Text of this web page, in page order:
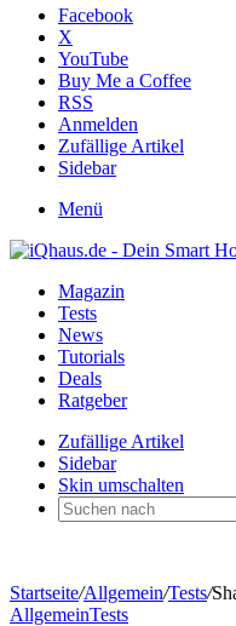
Facebook
X
YouTube
Buy Me a Coffee
RSS
Anmelden
Zufällige Artikel
Sidebar
Menü
Magazin
Tests
News
Tutorials
Deals
Ratgeber
Zufällige Artikel
Sidebar
Skin umschalten
Startseite/Allgemein/Tests/
AllgemeinTests